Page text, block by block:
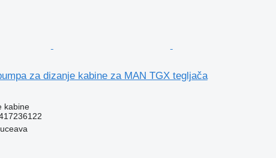
za dizanje kabine za MAN TGX tegljača
kabine